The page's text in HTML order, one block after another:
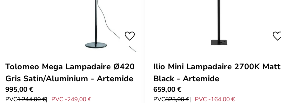
Tolomeo Mega Lampadaire Ø420
Gris Satin/Aluminium - Artemide
995,00 €
PVC1 244,00 € PVC -249,00 €
Ilio Mini Lampadaire 2700K Matt
Black - Artemide
659,00 €
PVC823,00 € PVC -164,00 €